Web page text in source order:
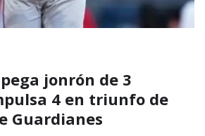
jonrón de 3
4 en triunfo de
Guardianes